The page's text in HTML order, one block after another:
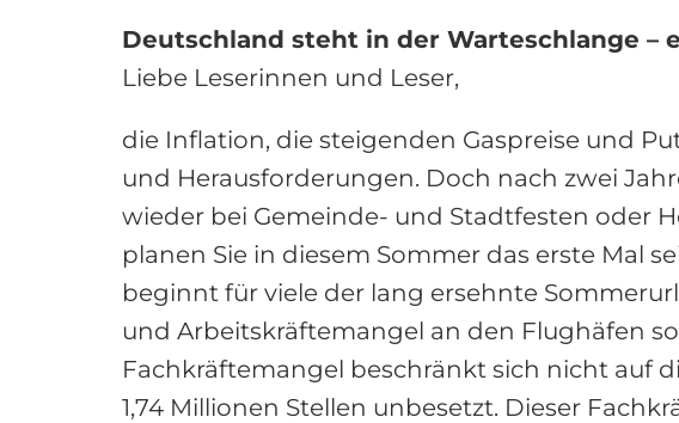
Deutschland steht in der Warteschlange –
Liebe Leserinnen und Leser,
die Inflation, die steigenden Gaspreise und
und Herausforderungen. Doch nach zwei
wieder bei Gemeinde- und Stadtfesten oder
planen Sie in diesem Sommer das erste Mal
beginnt für viele der lang ersehnte
und Arbeitskräftemangel an den Flughäfen
Fachkräftemangel beschränkt sich nicht auf
1,74 Millionen Stellen unbesetzt. Dieser